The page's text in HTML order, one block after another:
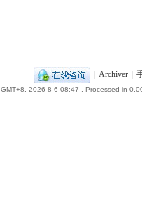
Archiver
GMT+8, 2026-8-6 08:47 , Processed in